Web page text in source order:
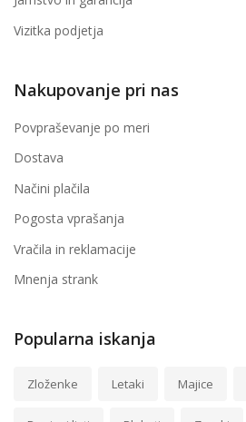
Vizitka podjetja
Nakupovanje pri nas
Povpraševanje po meri
Dostava
Načini plačila
Pogosta vprašanja
Vračila in reklamacije
Mnenja strank
Popularna iskanja
Zloženke Letaki Majice